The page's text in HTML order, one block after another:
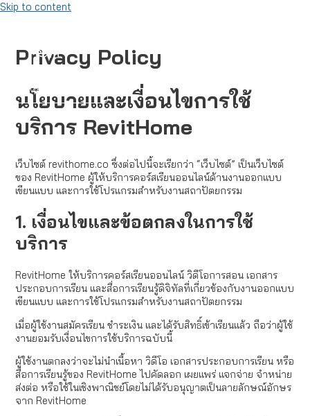
Skip to content
Menu
Privacy Policy
นโยบายและเงื่อนไขการใช้
บริการ RevitHome
เว็บไซต์ revithome.co ซึ่งต่อไปนี้จะเรียกว่า “เว็บไซต์” เป็นเว็บไซต์
ของ RevitHome ผู้ให้บริการคอร์สเรียนออนไลน์ด้านงานออกแบบ
เขียนแบบ และการใช้โปรแกรมสำหรับงานสถาปัตยกรรม
1. เงื่อนไขและข้อตกลงในการใช้
บริการ
RevitHome ให้บริการคอร์สเรียนออนไลน์ วิดีโอการสอน เอกสาร
ประกอบการเรียน และสื่อการเรียนรู้ดิจิทัลที่เกี่ยวข้องกับงานออกแบบ
เขียนแบบ และการใช้โปรแกรมสำหรับงานสถาปัตยกรรม
เมื่อผู้ใช้งานสมัครเรียน ชำระเงิน และได้รับสิทธิ์เข้าเรียนแล้ว ถือว่าผู้ใช้
งานยอมรับเงื่อนไขการใช้บริการฉบับนี้
ผู้ใช้งานตกลงว่าจะไม่นำเนื้อหา วิดีโอ เอกสารประกอบการเรียน หรือ
สื่อการเรียนรู้ของ RevitHome ไปคัดลอก เผยแพร่ แจกจ่าย จำหน่าย
ส่งต่อ หรือใช้ในเชิงพาณิชย์โดยไม่ได้รับอนุญาตเป็นลายลักษณ์อักษร
จาก RevitHome